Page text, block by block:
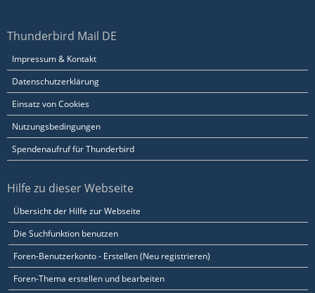
Thunderbird Mail DE
Impressum & Kontakt
Datenschutzerklärung
Einsatz von Cookies
Nutzungsbedingungen
Spendenaufruf für Thunderbird
Hilfe zu dieser Webseite
Übersicht der Hilfe zur Webseite
Die Suchfunktion benutzen
Foren-Benutzerkonto - Erstellen (Neu registrieren)
Foren-Thema erstellen und bearbeiten